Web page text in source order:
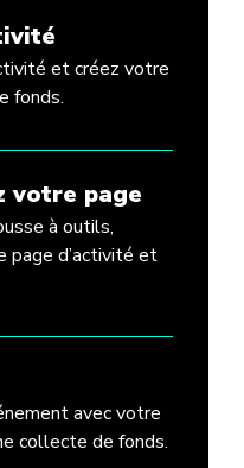
et créez votre
fonds.
votre page
à outils,
page d’activité et
avec votre
collecte de fonds.